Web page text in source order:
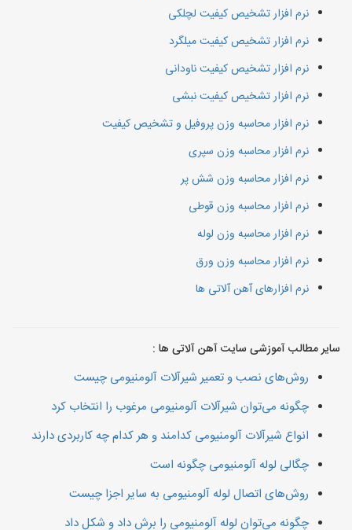
نرم افزار تشخیص کیفیت لچلکی
نرم افزار تشخیص کیفیت میلگرد
نرم افزار تشخیص کیفیت ناودانی
نرم افزار تشخیص کیفیت نبشی
نرم افزار محاسبه وزن پروفیل و تشخیص کیفیت
نرم افزار محاسبه وزن سپری
نرم افزار محاسبه وزن شش پر
نرم افزار محاسبه وزن قوطی
نرم افزار محاسبه وزن لوله
نرم افزار محاسبه وزن ورق
نرم افزارهای آهن آلاتی ها
سایر مطالب آموزشی سایت آهن آلاتی ها :
روش‌های نصب و تعمیر شیرآلات آلومنیومی چیست
چگونه می‌توان شیرآلات آلومنیومی مرغوب را انتخاب کرد
انواع شیرآلات آلومنیومی کدامند و هر کدام چه کاربردی دارند
چگالی لوله آلومنیومی چگونه است
روش‌های اتصال لوله آلومنیومی به سایر اجزا چیست
چگونه می‌توان لوله آلومنیومی را برش داد و شکل داد